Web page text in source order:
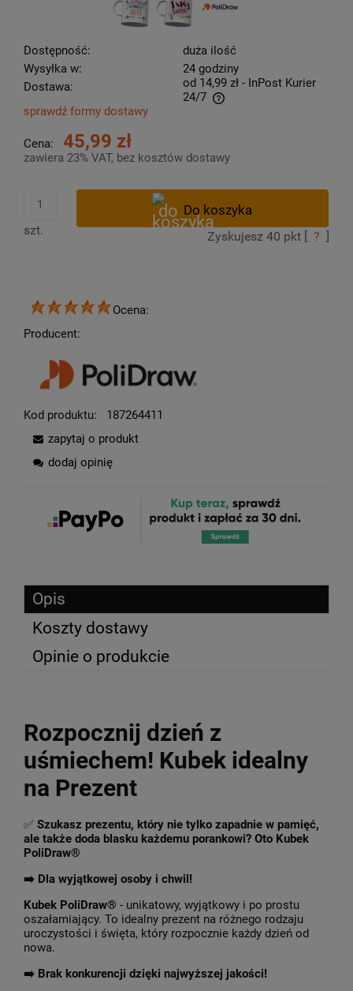
Dostępność:
duża ilość
Wysyłka w:
24 godziny
Dostawa:
od 14,99 zł - InPost Kurier
24/7
Cena nie zawiera ewentualnych kosztów płatności
sprawdź formy dostawy
Cena: 45,99 zł
zawiera 23% VAT, bez kosztów dostawy
szt. Zyskujesz 40 pkt [ ? ]
Ocena:
Producent:
Kod produktu:
187264411
zapytaj o produkt
dodaj opinię
Opis
Koszty dostawy
Opinie o produkcie
Rozpocznij dzień z
uśmiechem! Kubek idealny
na Prezent
✅ Szukasz prezentu, który nie tylko zapadnie w pamięć,
ale także doda blasku każdemu porankowi? Oto Kubek
PoliDraw®
➡️ Dla wyjątkowej osoby i chwil!
Kubek PoliDraw® - unikatowy, wyjątkowy i po prostu
oszałamiający. To idealny prezent na różnego rodzaju
uroczystości i święta, który rozpocznie każdy dzień od
nowa.
➡️ Brak konkurencji dzięki najwyższej jakości!